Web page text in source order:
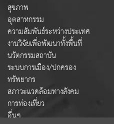
สุขภาพ
อุตสาหกรรม
ความสัมพันธ์ระหว่างประเทศ
งานวิจัยเพื่อพัฒนาทั้งพื้นที่
นวัตกรรมสถาบัน
ระบบการเมือง/ปกครอง
ทรัพยากร
สภาวะแวดล้อมทางสังคม
การท่องเที่ยว
อื่นๆ